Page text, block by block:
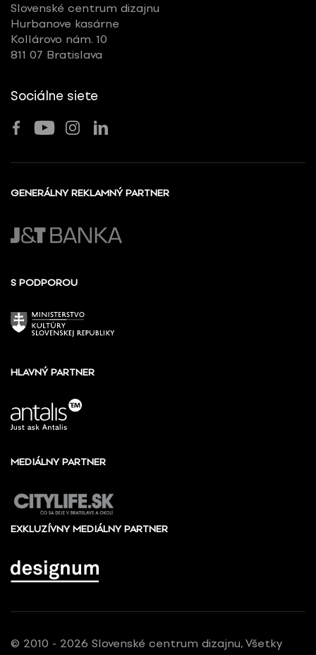
Slovenské centrum dizajnu
Hurbanove kasárne
Kollárovo nám. 10
811 07 Bratislava
Sociálne siete
GENERÁLNY REKLAMNÝ PARTNER
S PODPOROU
HLAVNÝ PARTNER
MEDIÁLNY PARTNER
EXKLUZÍVNY MEDIÁLNY PARTNER
© 2010 - 2026 Slovenské centrum dizajnu, Všetky